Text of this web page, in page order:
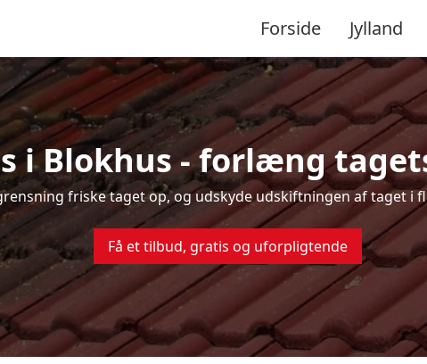
Forside Jylland
i Blokhus - forlæng
friske taget op, og udskyde udskiftningen af taget i
Få et tilbud, gratis og uforpligtende